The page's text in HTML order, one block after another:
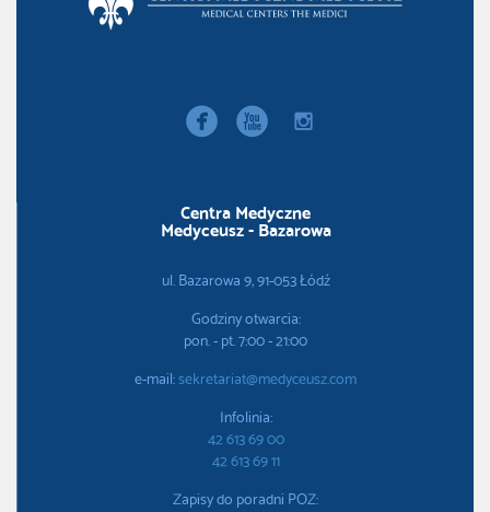
  instagram
Centra Medyczne
Medyceusz - Bazarowa
ul. Bazarowa 9, 91-053 Łódź
Godziny otwarcia:
pon. - pt. 7:00 - 21:00
e-mail:sekretariat@medyceusz.com
Infolinia:
42 613 69 00
42 613 69 11
Zapisy do poradni POZ: